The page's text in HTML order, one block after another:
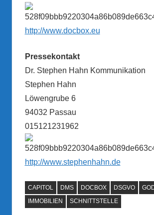
http://www.docbox.eu
Pressekontakt
Dr. Stephen Hahn Kommunikation
Stephen Hahn
Löwengrube 6
94032 Passau
015121231962
http://www.stephenhahn.de
CAPITOL DMS DOCBOX DSGVO
IMMOBILIEN
SCHNITTSTELLE